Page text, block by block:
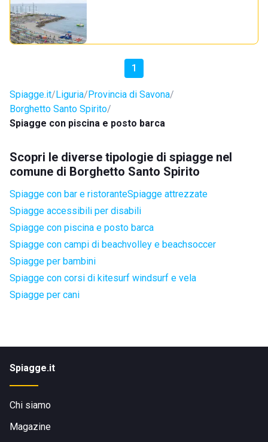
1
Spiagge.it Liguria Provincia di Savona
Borghetto Santo Spirito
Spiagge con piscina e posto barca
Scopri le diverse tipologie di spiagge nel
comune di Borghetto Santo Spirito
Spiagge con bar e ristoranteSpiagge attrezzate
Spiagge accessibili per disabili
Spiagge con piscina e posto barca
Spiagge con campi di beachvolley e beachsoccer
Spiagge per bambini
Spiagge con corsi di kitesurf windsurf e vela
Spiagge per cani
Spiagge.it
Chi siamo
Magazine